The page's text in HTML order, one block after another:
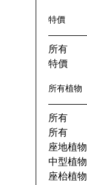
特價
所有
特價
所有植物
所有
所有
座地植物
中型植物
座枱植物